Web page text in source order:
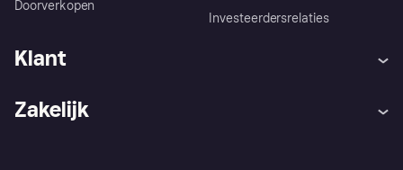
Doorverkopen
Investeerdersrelaties
Klant
Zakelijk